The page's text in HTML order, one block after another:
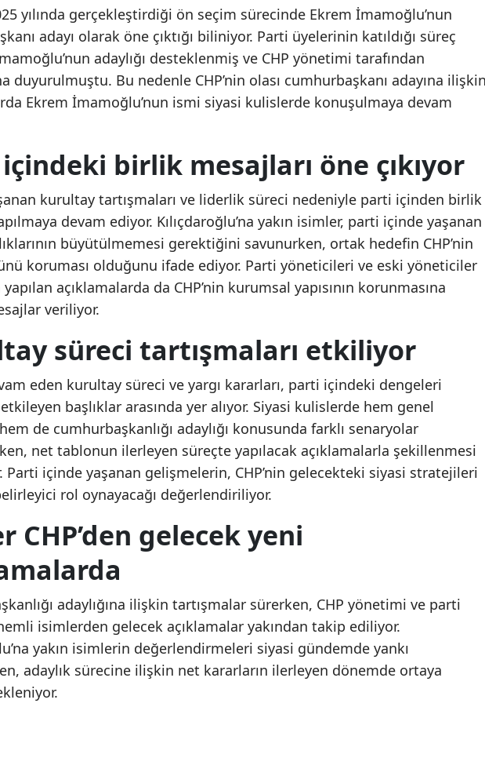
Niğde
Ordu
Rize
Sakarya
Siirt
Sinop
Sivas
Tekirdağ
Tunceli
Şanlıurfa
Uşak
Van
Yozgat
Zonguldak
Karaman
Kırıkkale
yılında gerçekleştirdiği ön seçim sürecinde Ekrem İmamoğlu’nun
adayı olarak öne çıktığı biliniyor. Parti üyelerinin katıldığı süreç
adaylığı desteklenmiş ve CHP yönetimi tarafından
duyurulmuştu. Bu nedenle CHP’nin olası cumhurbaşkanı adayına ilişkin
Ekrem İmamoğlu’nun ismi siyasi kulislerde konuşulmaya devam
birlik mesajları öne çıkıyor
kurultay tartışmaları ve liderlik süreci nedeniyle parti içinden birlik
devam ediyor. Kılıçdaroğlu’na yakın isimler, parti içinde yaşanan
büyütülmemesi gerektiğini savunurken, ortak hedefin CHP’nin
koruması olduğunu ifade ediyor. Parti yöneticileri ve eski yöneticiler
açıklamalarda da CHP’nin kurumsal yapısının korunmasına
veriliyor.
süreci tartışmaları etkiliyor
eden kurultay süreci ve yargı kararları, parti içindeki dengeleri
başlıklar arasında yer alıyor. Siyasi kulislerde hem genel
de cumhurbaşkanlığı adaylığı konusunda farklı senaryolar
net tablonun ilerleyen süreçte yapılacak açıklamalarla şekillenmesi
Parti içinde yaşanan gelişmelerin, CHP’nin gelecekteki siyasi stratejileri
rol oynayacağı değerlendiriliyor.
CHP’den gelecek yeni
adaylığına ilişkin tartışmalar sürerken, CHP yönetimi ve parti
isimlerden gelecek açıklamalar yakından takip ediliyor.
yakın isimlerin değerlendirmeleri siyasi gündemde yankı
adaylık sürecine ilişkin net kararların ilerleyen dönemde ortaya